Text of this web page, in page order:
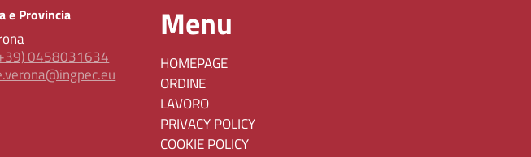
e Provincia
0458031634
Menu
HOMEPAGE
ORDINE
LAVORO
PRIVACY POLICY
COOKIE POLICY